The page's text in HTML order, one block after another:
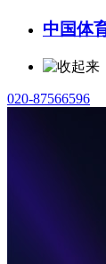
中国体
020-87566596